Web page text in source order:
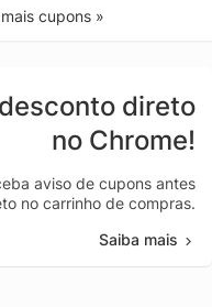
cupons »
direto
no Chrome!
aviso de cupons antes
no carrinho de compras.
Saiba mais